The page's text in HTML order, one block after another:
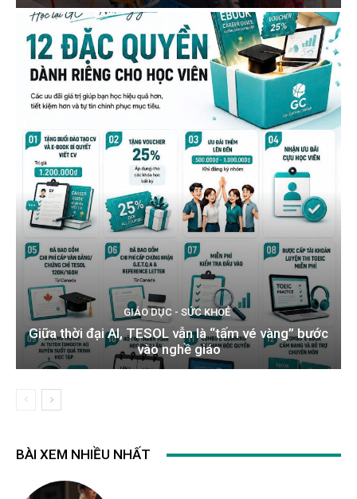
GIÁO DỤC - SỨC KHOẺ
Giữa thời đại AI, TESOL vẫn là “tấm vé vàng” bước
vào nghề giáo
BÀI XEM NHIỀU NHẤT